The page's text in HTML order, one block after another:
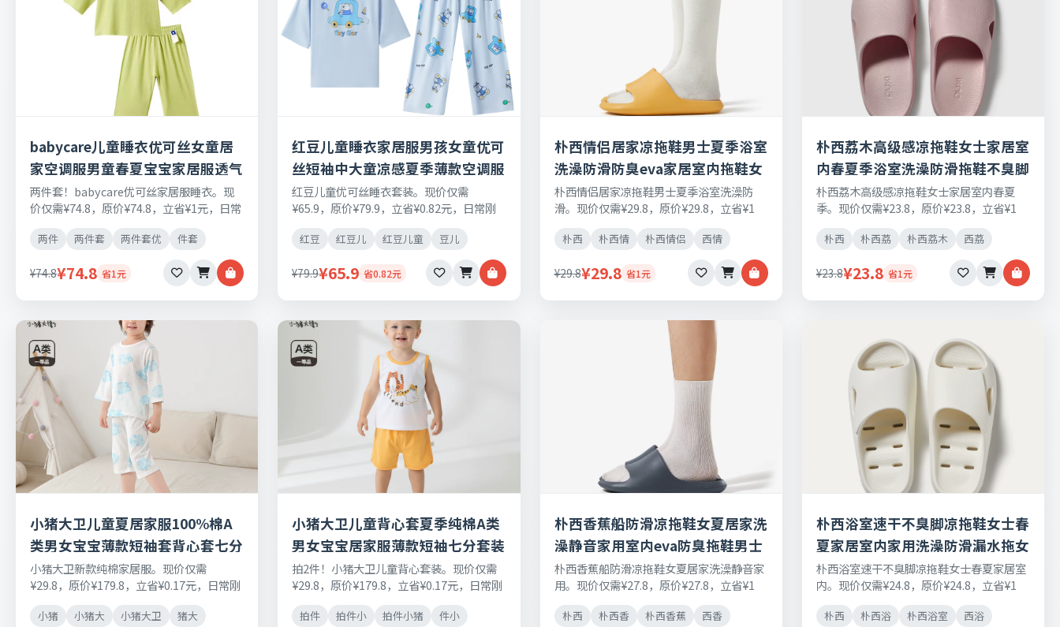
babycare儿童睡衣优可丝女童居
家空调服男童春夏宝宝家居服透气
两件套！babycare优可丝家居服睡衣。现
价仅需¥74.8，原价¥74.8，立省¥1元，日常
两件 两件套 两件套优 件套
¥74.8¥74.8 省1元
红豆儿童睡衣家居服男孩女童优可
丝短袖中大童凉感夏季薄款空调服
红豆儿童优可丝睡衣套装。现价仅需
¥65.9，原价¥79.9，立省¥0.82元，日常刚
红豆 红豆儿 红豆儿童 豆儿
¥79.9¥65.9 省0.82元
朴西情侣居家凉拖鞋男士夏季浴室
洗澡防滑防臭eva家居室内拖鞋女
朴西情侣居家凉拖鞋男士夏季浴室洗澡防
滑。现价仅需¥29.8，原价¥29.8，立省¥1
退换货。
朴西 朴西情 朴西情侣 西情
¥29.8¥29.8 省1元
朴西荔木高级感凉拖鞋女士家居室
内春夏季浴室洗澡防滑拖鞋不臭脚
朴西荔木高级感凉拖鞋女士家居室内春夏
季。现价仅需¥23.8，原价¥23.8，立省¥1
退换货。
朴西 朴西荔 朴西荔木 西荔
¥23.8¥23.8 省1元
小猪大卫儿童夏居家服100%棉A
类男女宝宝薄款短袖套背心套七分
套
小猪大卫新款纯棉家居服。现价仅需
¥29.8，原价¥179.8，立省¥0.17元，日常刚
小猪 小猪大 小猪大卫 猪大
小猪大卫儿童背心套夏季纯棉A类
男女宝宝居家服薄款短袖七分套装
拍2件！小猪大卫儿童背心套装。现价仅需
¥29.8，原价¥179.8，立省¥0.17元，日常刚
拍件 拍件小 拍件小猪 件小
朴西香蕉船防滑凉拖鞋女夏居家洗
澡静音家用室内eva防臭拖鞋男士
朴西香蕉船防滑凉拖鞋女夏居家洗澡静音家
用。现价仅需¥27.8，原价¥27.8，立省¥1
退换货。
朴西 朴西香 朴西香蕉 西香
朴西浴室速干不臭脚凉拖鞋女士春
夏家居室内家用洗澡防滑漏水拖女
朴西浴室速干不臭脚凉拖鞋女士春夏家居室
内。现价仅需¥24.8，原价¥24.8，立省¥1
退换货。
朴西 朴西浴 朴西浴室 西浴